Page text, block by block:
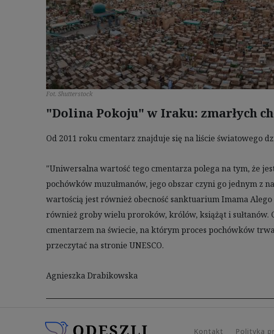
Fot. Shutterstock
"Dolina Pokoju" w Iraku: zmarłych
Od 2011 roku cmentarz znajduje się na liście światowego
"Uniwersalna wartość tego cmentarza polega na tym, że
pochówków muzułmanów, jego obszar czyni go jednym z
wartością jest również obecność sanktuarium Imama
również groby wielu proroków, królów, książąt i sułtanów.
cmentarzem na świecie, na którym proces pochówków
przeczytać na stronie UNESCO.
Agnieszka Drabikowska
Kontakt Polityka